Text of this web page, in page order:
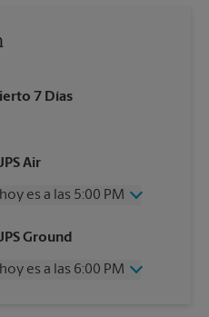
7 Días
Air
es a las 5:00 PM
Ground
es a las 6:00 PM